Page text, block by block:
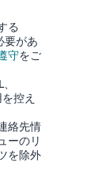
る
要があ
守をご
控え
絡先情
ーのリ
を除外